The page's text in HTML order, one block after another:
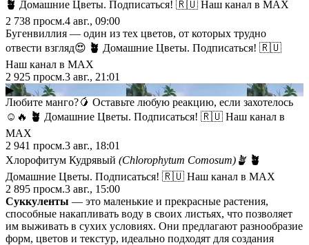
🪴 Домашние Цветы. Подписаться! 🇷🇺 Наш канал в МАХ
2 738 просм.4 авг., 09:00
Бугенвиллия — один из тех цветов, от которых трудно
отвести взгляд😍 🪴 Домашние Цветы. Подписаться! 🇷🇺
Наш канал в МАХ
2 925 просм.3 авг., 21:01
▶
Любите манго?🥭 Оставьте любую реакцию, если захотелось
☺️🔥 🪴 Домашние Цветы. Подписаться! 🇷🇺 Наш канал в
МАХ
2 941 просм.3 авг., 18:01
Хлорофитум Кудрявый (Chlorophytum Comosum)🪴 🪴
Домашние Цветы. Подписаться! 🇷🇺 Наш канал в МАХ
2 895 просм.3 авг., 15:00
Суккуленты — это маленькие и прекрасные растения,
способные накапливать воду в своих листьях, что позволяет
им выживать в сухих условиях. Они предлагают разнообразие
форм, цветов и текстур, идеально подходят для создания